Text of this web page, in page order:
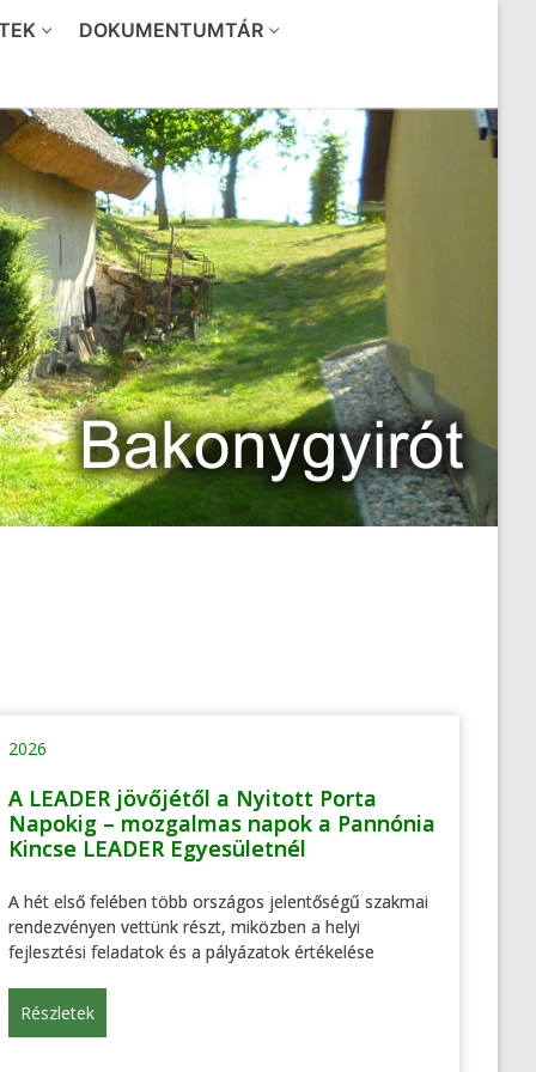
DOKUMENTUMTÁR
2026
A LEADER jövőjétől a Nyitott Porta
Napokig – mozgalmas napok a Pannónia
Kincse LEADER Egyesületnél
A hét első felében több országos jelentőségű szakmai
rendezvényen vettünk részt, miközben a helyi
fejlesztési feladatok és a pályázatok értékelése
Részletek